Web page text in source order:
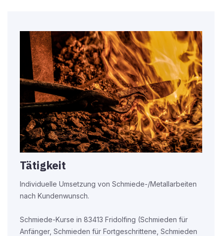
Tätigkeit
Individuelle Umsetzung von Schmiede-/Metallarbeiten
nach Kundenwunsch.
Schmiede-Kurse in 83413 Fridolfing (Schmieden für
Anfänger, Schmieden für Fortgeschrittene, Schmieden